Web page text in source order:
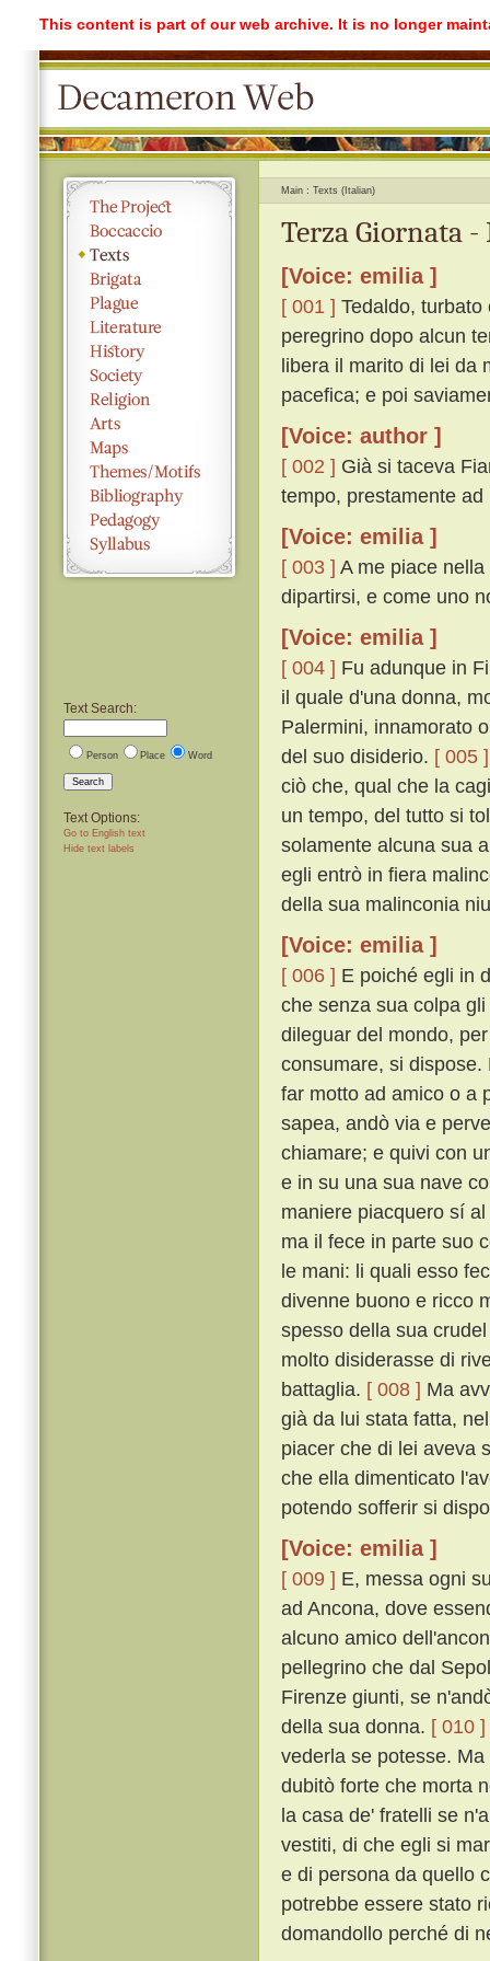
This content is part of our web archive. It is no longer
Text Search:
Person Place Word
Search
Text Options:
Go to English text
Hide text labels
Main Texts (Italian)
Terza Giornata
[Voice: emilia ]
[ 001 ] Tedaldo,
peregrino dopo alcun
libera il marito di lei da
pacefica; e poi
[Voice: author ]
[ 002 ] Già si taceva
tempo, prestamente
[Voice: emilia ]
[ 003 ] A me piace
dipartirsi, e come uno
[Voice: emilia ]
[ 004 ] Fu adunque in
il quale d'una donna,
Palermini, innamorato
del suo disiderio. [ 005 ]
ciò che, qual che la
un tempo, del tutto si
solamente alcuna sua
egli entrò in fiera
della sua malinconia
[Voice: emilia ]
[ 006 ] E poiché egli in
che senza sua colpa
dileguar del mondo,
consumare, si
far motto ad amico o a
sapea, andò via e
chiamare; e quivi con
e in su una sua nave
maniere piacquero sí
ma il fece in parte suo
le mani: li quali esso
divenne buono e ricco
spesso della sua
molto disiderasse di
battaglia. [ 008 ] Ma
già da lui stata fatta,
piacer che di lei aveva
che ella dimenticato
potendo sofferir si
[Voice: emilia ]
[ 009 ] E, messa ogni
ad Ancona, dove
alcuno amico
pellegrino che dal
Firenze giunti, se
della sua donna. [ 010 ]
vederla se potesse.
dubitò forte che morta
la casa de' fratelli se
vestiti, di che egli si
e di persona da quello
potrebbe essere stato
domandollo perché di